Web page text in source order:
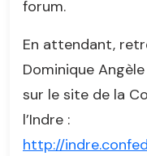
forum.
En attendant,
Dominique
sur le site de la
l’Indre :
http://